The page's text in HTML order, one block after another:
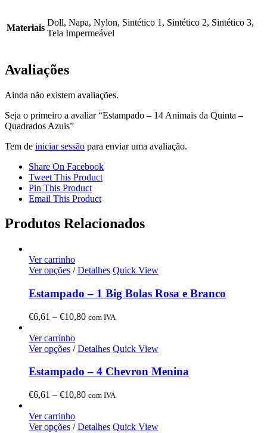
Materiais
Doll, Napa, Nylon, Sintético 1, Sintético 2, Sintético 3,
Tela Impermeável
Avaliações
Ainda não existem avaliações.
Seja o primeiro a avaliar “Estampado – 14 Animais da Quinta –
Quadrados Azuis”
Tem de iniciar sessão para enviar uma avaliação.
Share On Facebook
Tweet This Product
Pin This Product
Email This Product
Produtos Relacionados
Ver carrinho
Ver opções / Detalhes Quick View
Estampado – 1 Big Bolas Rosa e Branco
€6,61 – €10,80Price
through
com IVA
Ver carrinho
Ver opções / Detalhes Quick View
Estampado – 4 Chevron Menina
€6,61 – €10,80Price
through
com IVA
Ver carrinho
Ver opções / Detalhes Quick View